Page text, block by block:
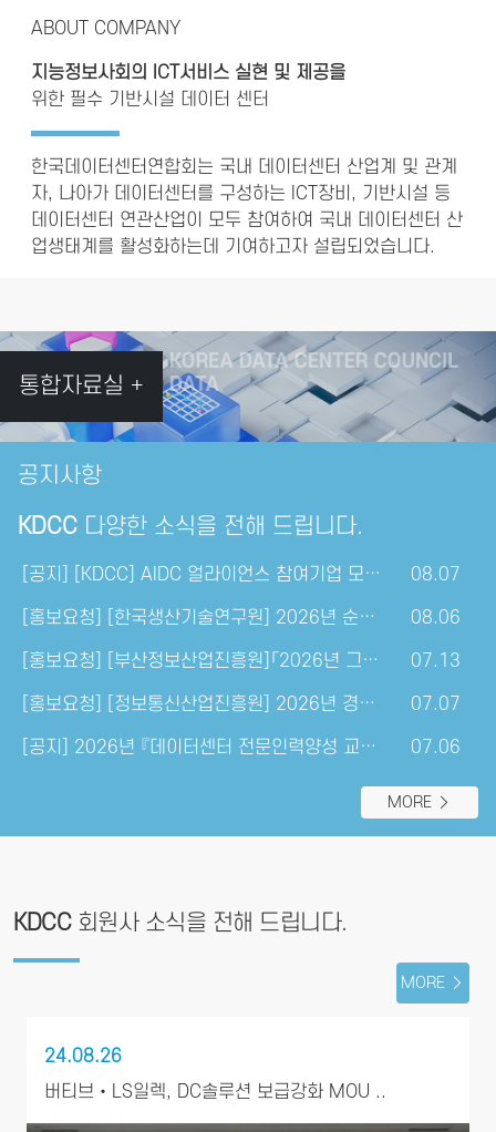
ABOUT COMPANY
지능정보사회의 ICT서비스 실현 및 제공을
위한 필수 기반시설 데이터 센터
한국데이터센터연합회는 국내 데이터센터 산업계 및 관계
자, 나아가 데이터센터를 구성하는 ICT장비, 기반시설 등
데이터센터 연관산업이 모두 참여하여 국내 데이터센터 산
업생태계를 활성화하는데 기여하고자 설립되었습니다.
통합자료실 +
공지사항
KDCC 다양한 소식을 전해 드립니다.
[공지] [KDCC] AIDC 얼라이언스 참여기업 모집 안내... 08.07
[홍보요청] [한국생산기술연구원] 2026년 순환경제 상생.. 08.06
[홍보요청] [부산정보산업진흥원]「2026년 그린DC 기술 인식확.. 07.13
[홍보요청] [정보통신산업진흥원] 2026년 경남·전북 AX 연구.. 07.07
[공지] 2026년 『데이터센터 전문인력양성 교육』 .. 07.06
MORE
KDCC회원사 소식을 전해 드립니다.
MORE
24.08.26
버티브‧LS일렉, DC솔루션 보급강화 MOU ..